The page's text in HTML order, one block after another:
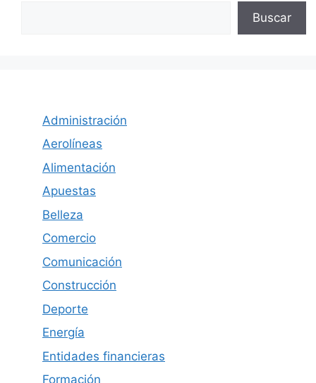
Buscar
Administración
Aerolíneas
Alimentación
Apuestas
Belleza
Comercio
Comunicación
Construcción
Deporte
Energía
Entidades financieras
Formación